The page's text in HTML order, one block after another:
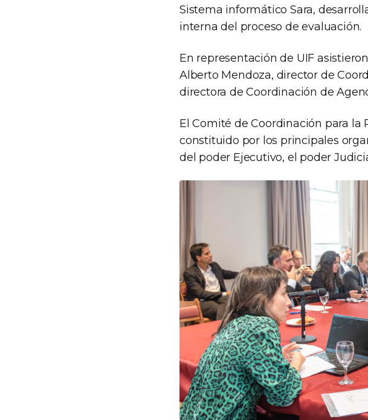
Sistema informático Sara,
interna del proceso de evaluación.
En representación de UIF
Alberto Mendoza, director de
directora de Coordinación de
El Comité de Coordinación para la
constituido por los principales
del poder Ejecutivo, el poder